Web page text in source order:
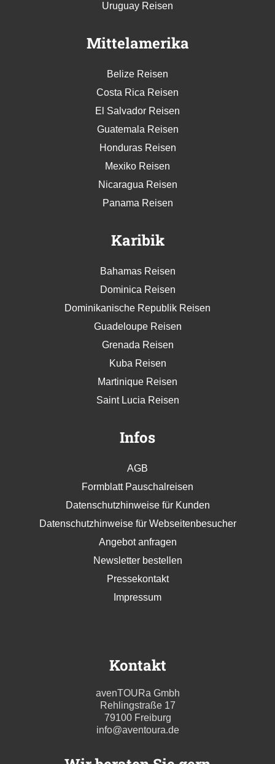
Uruguay Reisen
Mittelamerika
Belize Reisen
Costa Rica Reisen
El Salvador Reisen
Guatemala Reisen
Honduras Reisen
Mexiko Reisen
Nicaragua Reisen
Panama Reisen
Karibik
Bahamas Reisen
Dominica Reisen
Dominikanische Republik Reisen
Guadeloupe Reisen
Grenada Reisen
Kuba Reisen
Martinique Reisen
Saint Lucia Reisen
Infos
AGB
Formblatt Pauschalreisen
Datenschutzhinweise für Kunden
Datenschutzhinweise für Webseitenbesucher
Angebot anfragen
Newsletter bestellen
Pressekontakt
Impressum
Kontakt
avenTOURa Gmbh
Rehlingstraße 17
79100 Freiburg
info@aventoura.de